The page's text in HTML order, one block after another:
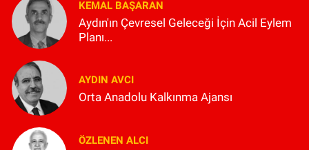
KEMAL BAŞARAN
Aydın'ın Çevresel Geleceği İçin Acil Eylem
Planı...
AYDIN AVCI
Orta Anadolu Kalkınma Ajansı
ÖZLENEN ALCI